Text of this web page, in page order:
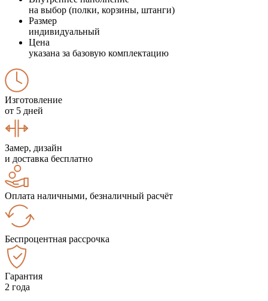
на выбор (полки, корзины, штанги)
Размер
индивидуальный
Цена
указана за базовую комплектацию
Изготовление
от 5 дней
Замер, дизайн
и доставка бесплатно
Оплата наличными, безналичный расчёт
Беспроцентная рассрочка
Гарантия
2 года